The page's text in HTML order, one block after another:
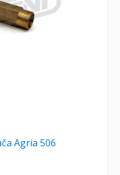
Agria 506